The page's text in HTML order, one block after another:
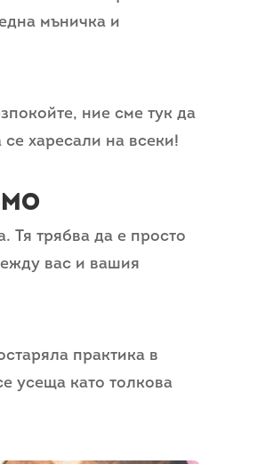
мъничка и
ние сме тук да
харесали на всеки!
Тя трябва да е просто
вас и вашия
практика в
усеща като толкова